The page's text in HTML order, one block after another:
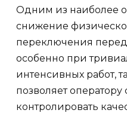
Одним из наиболее
снижение
переключения
особенно при
интенсивных работ,
позволяет
контролировать